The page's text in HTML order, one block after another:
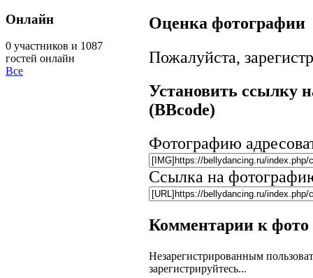
Оценка фотографии
Пожалуйста,
Установить ссылку
(BBcode)
Фотографию
Ссылка на
Комментарии к фото
Незарегистрированным
зарегистрируйтесь...
Онлайн
0 участников и 1087
гостей онлайн
Все